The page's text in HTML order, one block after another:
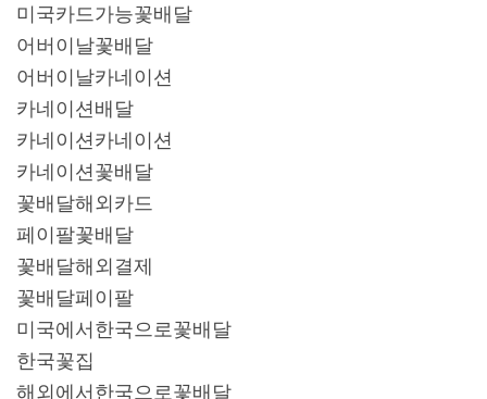
미국카드가능꽃배달
어버이날꽃배달
어버이날카네이션
카네이션배달
카네이션카네이션
카네이션꽃배달
꽃배달해외카드
페이팔꽃배달
꽃배달해외결제
꽃배달페이팔
미국에서한국으로꽃배달
한국꽃집
해외에서한국으로꽃배달